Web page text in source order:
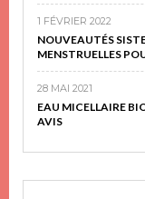
1 FÉVRIER 2022
NOUVEAUTÉS
MENSTRUELLES
28 MAI 2021
EAU MICELLAIRE
AVIS